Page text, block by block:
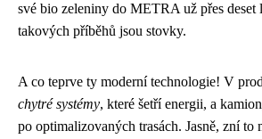
své bio zeleniny do METRA už přes deset
takových příběhů jsou stovky.
A co teprve ty moderní technologie! V
chytré systémy, které šetří energii, a
po optimalizovaných trasách. Jasně, zní to